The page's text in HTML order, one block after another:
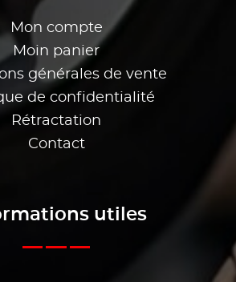
Mon compte
Moin panier
générales de vente
de confidentialité
Rétractation
Contact
utiles